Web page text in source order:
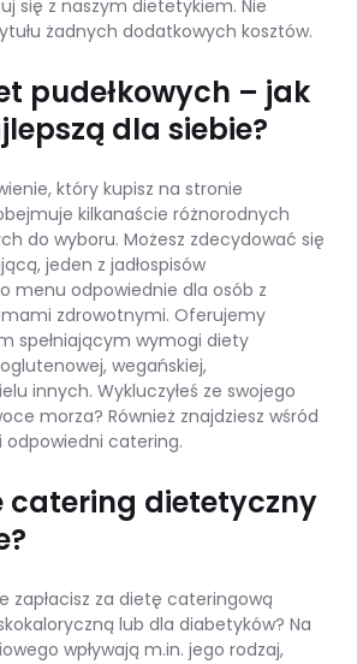
się z naszym dietetykiem. Nie
żadnych dodatkowych kosztów.
pudełkowych – jak
dla siebie?
który kupisz na stronie
kilkanaście różnorodnych
do wyboru. Możesz zdecydować się
jeden z jadłospisów
menu odpowiednie dla osób z
zdrowotnymi. Oferujemy
spełniającym wymogi diety
wegańskiej,
innych. Wykluczyłeś ze swojego
morza? Również znajdziesz wśród
odpowiedni catering.
catering dietetyczny
zapłacisz za dietę cateringową
lub dla diabetyków? Na
wpływają m.in. jego rodzaj,